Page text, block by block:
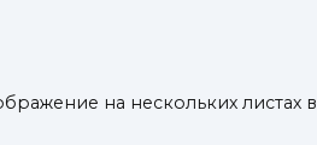
на нескольких листах в